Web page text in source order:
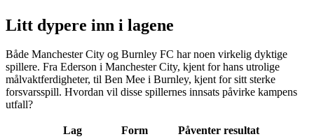
Litt dypere inn i lagene
Både Manchester City og Burnley FC har noen virkelig dyktige
spillere. Fra Ederson i Manchester City, kjent for hans utrolige
målvaktferdigheter, til Ben Mee i Burnley, kjent for sitt sterke
forsvarsspill. Hvordan vil disse spillernes innsats påvirke kampens
utfall?
Lag Form
Påventer resultat